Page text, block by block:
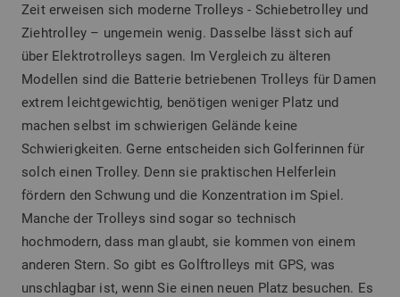
Zeit erweisen sich moderne Trolleys - Schiebetrolley und
Ziehtrolley – ungemein wenig. Dasselbe lässt sich auf
über Elektrotrolleys sagen. Im Vergleich zu älteren
Modellen sind die Batterie betriebenen Trolleys für Damen
extrem leichtgewichtig, benötigen weniger Platz und
machen selbst im schwierigen Gelände keine
Schwierigkeiten. Gerne entscheiden sich Golferinnen für
solch einen Trolley. Denn sie praktischen Helferlein
fördern den Schwung und die Konzentration im Spiel.
Manche der Trolleys sind sogar so technisch
hochmodern, dass man glaubt, sie kommen von einem
anderen Stern. So gibt es Golftrolleys mit GPS, was
unschlagbar ist, wenn Sie einen neuen Platz besuchen. Es